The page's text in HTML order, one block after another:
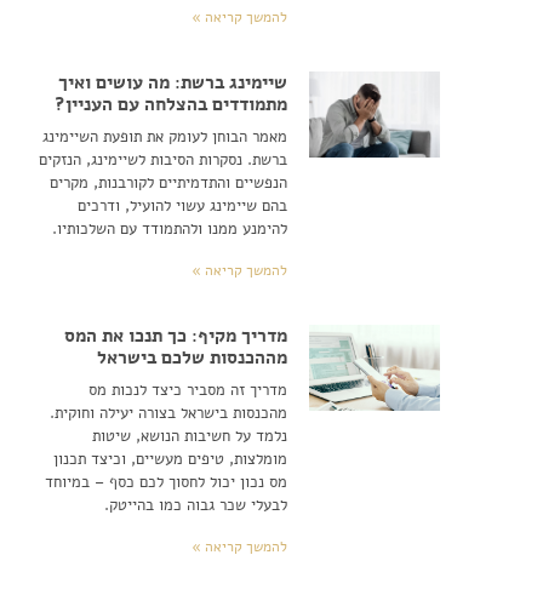
להמשך קריאה »
שיימינג ברשת: מה עושים ואיך
מתמודדים בהצלחה עם העניין?
מאמר הבוחן לעומק את תופעת השיימינג
ברשת. נסקרות הסיבות לשיימינג, הנזקים
הנפשיים והתדמיתיים לקורבנות, מקרים
בהם שיימינג עשוי להועיל, ודרכים
להימנע ממנו ולהתמודד עם השלכותיו.
להמשך קריאה »
מדריך מקיף: כך תנכו את המס
מההכנסות שלכם בישראל
מדריך זה מסביר כיצד לנכות מס
מהכנסות בישראל בצורה יעילה וחוקית.
נלמד על חשיבות הנושא, שיטות
מומלצות, טיפים מעשיים, וכיצד תכנון
מס נכון יכול לחסוך לכם כסף – במיוחד
לבעלי שכר גבוה כמו בהייטק.
להמשך קריאה »